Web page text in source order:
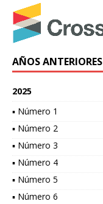
AÑOS ANTERIORES
2025
▪ Número 1
▪ Número 2
▪ Número 3
▪ Número 4
▪ Número 5
▪ Número 6